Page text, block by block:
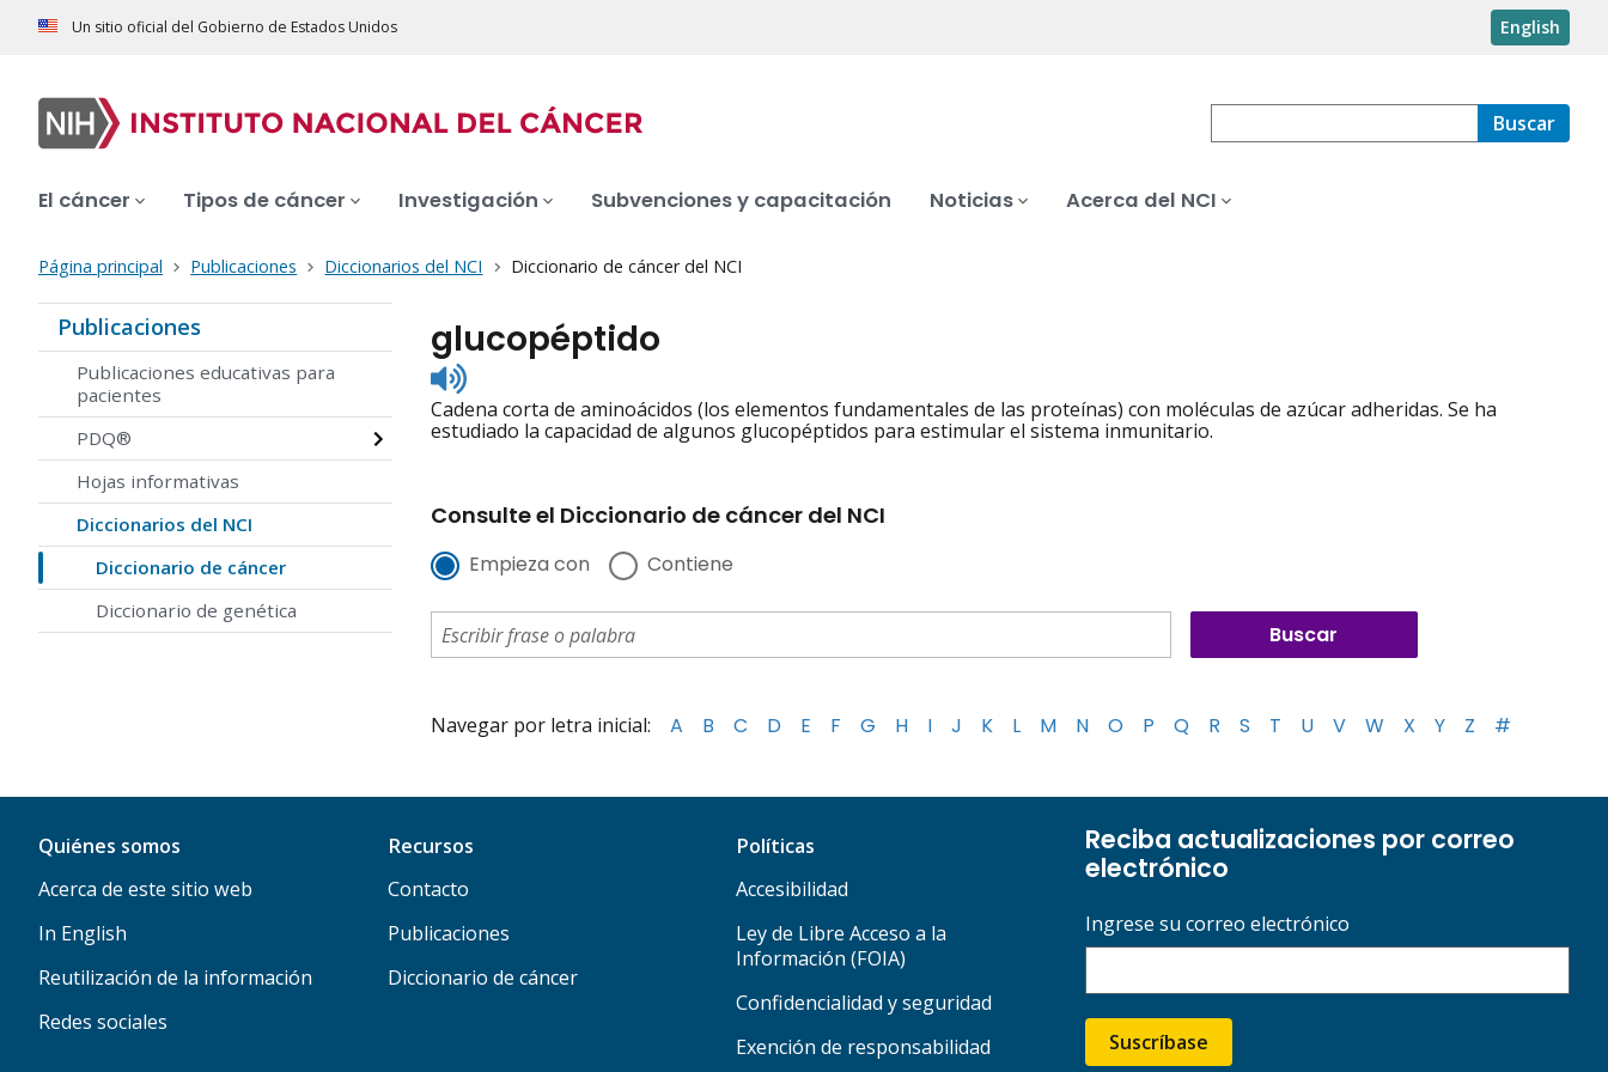
Un sitio oficial del Gobierno de Estados Unidos English
Buscar
El cáncer Tipos de cáncer Investigación Subvenciones y capacitación Noticias Acerca del NCI
Página principal Publicaciones Diccionarios del NCI Diccionario de cáncer del NCI
Publicaciones
Publicaciones educativas para
pacientes
PDQ®
Hojas informativas
Diccionarios del NCI
Diccionario de cáncer
Diccionario de genética
glucopéptido
Listen
to
pronunciation
Cadena corta de aminoácidos (los elementos fundamentales de las proteínas) con moléculas de azúcar adheridas. Se ha
estudiado la capacidad de algunos glucopéptidos para estimular el sistema inmunitario.
Consulte el Diccionario de cáncer del NCI
Empieza con Contiene
Navegar por letra inicial: A B C D E F G H I J K L M N O P Q R S T U V W X Y Z #
Quiénes somos
Acerca de este sitio web
In English
Reutilización de la información
Redes sociales
Recursos
Contacto
Publicaciones
Diccionario de cáncer
Políticas
Accesibilidad
Ley de Libre Acceso a la
Información (FOIA)
Confidencialidad y seguridad
Exención de responsabilidad
Reciba actualizaciones por correo
electrónico
Ingrese su correo electrónico
Suscríbase